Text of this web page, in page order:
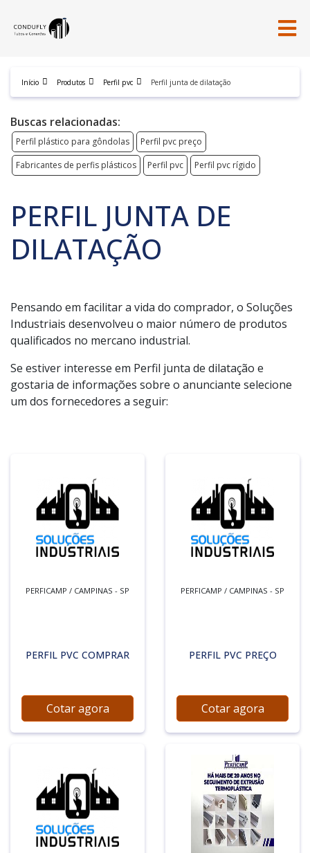
Início Produtos Perfil pvc Perfil junta de dilatação
Buscas relacionadas:
Perfil plástico para gôndolas
Perfil pvc preço
Fabricantes de perfis plásticos
Perfil pvc Perfil pvc rígido
PERFIL JUNTA DE
DILATAÇÃO
Pensando em facilitar a vida do comprador, o Soluções
Industriais desenvolveu o maior número de produtos
qualificados no mercano industrial.
Se estiver interesse em Perfil junta de dilatação e
gostaria de informações sobre o anunciante selecione
um dos fornecedores a seguir:
PERFICAMP / CAMPINAS - SP
PERFIL PVC COMPRAR
Cotar agora
PERFICAMP / CAMPINAS - SP
PERFIL PVC PREÇO
Cotar agora